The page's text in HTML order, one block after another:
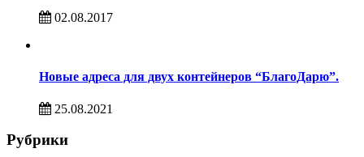
02.08.2017
Новые адреса для двух контейнеров “БлагоДарю”.
25.08.2021
Рубрики